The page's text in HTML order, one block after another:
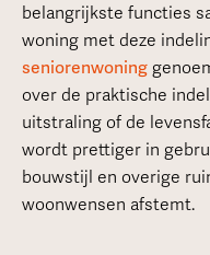
belangrijkste functies
woning met deze
seniorenwoning
over de praktische
uitstraling of de
wordt prettiger in
bouwstijl en overige
woonwensen afstemt.